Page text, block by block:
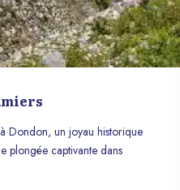
Dondon, un joyau historique
plongée captivante dans